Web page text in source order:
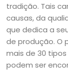
tradição. Tais
causas, da
que dedica a
de produção. O
mais de 30 tipos
podem ser